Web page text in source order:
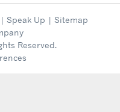
| Speak Up | Sitemap
Reserved.